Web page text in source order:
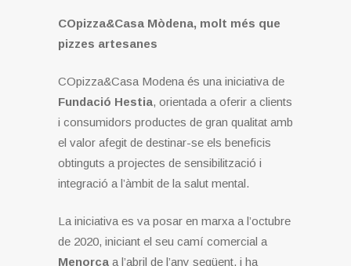
COpizza&Casa Mòdena, molt més que
pizzes artesanes
COpizza&Casa Modena és una iniciativa de
Fundació Hestia, orientada a oferir a clients
i consumidors productes de gran qualitat amb
el valor afegit de destinar-se els beneficis
obtinguts a projectes de sensibilització i
integració a l’àmbit de la salut mental.
La iniciativa es va posar en marxa a l’octubre
de 2020, iniciant el seu camí comercial a
Menorca a l’abril de l’any següent, i ha